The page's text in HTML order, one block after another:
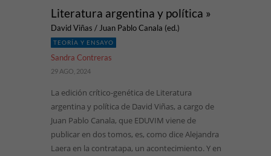
Literatura argentina y política »
David Viñas / Juan Pablo Canala (ed.)
TEORÍA Y ENSAYO
Sandra Contreras
29 AGO, 2024
La edición crítico-genética de Literatura
argentina y política de David Viñas, a cargo de
Juan Pablo Canala, que EDUVIM viene de
publicar en dos tomos, es, como dice Alejandra
Laera en la contratapa, un acontecimiento. Y en